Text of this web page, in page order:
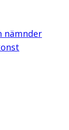
nämnder